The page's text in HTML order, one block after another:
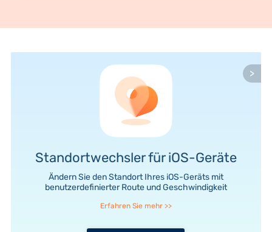
Standortwechsler für iOS-Geräte
Ändern Sie den Standort Ihres iOS-Geräts mit
benutzerdefinierter Route und Geschwindigkeit
Erfahren Sie mehr >>
>